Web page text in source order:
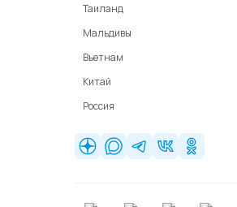
Таиланд
Мальдивы
Вьетнам
Китай
Россия